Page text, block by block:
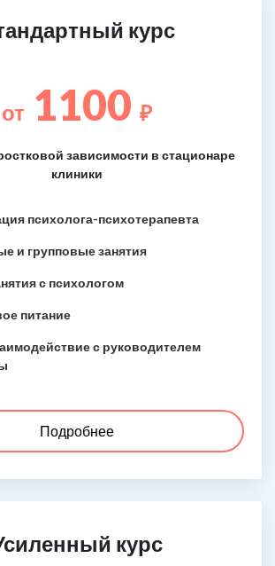
курс
от 1100 ₽
зависимости в стационаре
клиники
психолога-психотерапевта
и групповые занятия
с психологом
питание
с руководителем
Подробнее
курс